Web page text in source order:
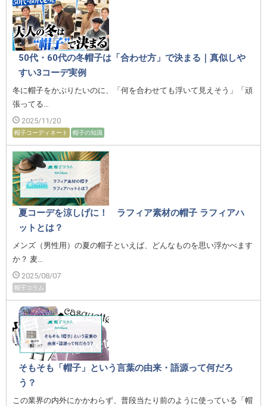
50代・60代の冬帽子は「合わせ方」で決まる｜真似しや
すい3コーデ実例
冬に帽子をかぶりたいのに、「何を合わせても浮いて見えそう」「頑
張ってる…
2025/11/20
帽子コーディネート 帽子の知識
夏コーデを涼しげに！ ラフィア素材の帽子 ラフィアハ
ットとは？
メンズ（男性用）の夏の帽子といえば、どんなものを思い浮かべます
か？ 麦…
2025/08/07
帽子コラム
そもそも「帽子」という言葉の由来・語源って何だろ
う？
この業界の内外にかかわらず、普段当たり前のように使っている「帽